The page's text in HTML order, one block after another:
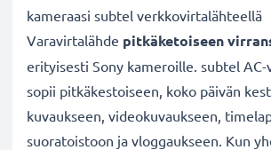
kameraasi subtel verkkovirtalähteellä
Varavirtalähde pitkäketoiseen
erityisesti Sony kameroille. subtel AC-
sopii pitkäkestoiseen, koko päivän
kuvaukseen, videokuvaukseen,
suoratoistoon ja vloggaukseen. Kun